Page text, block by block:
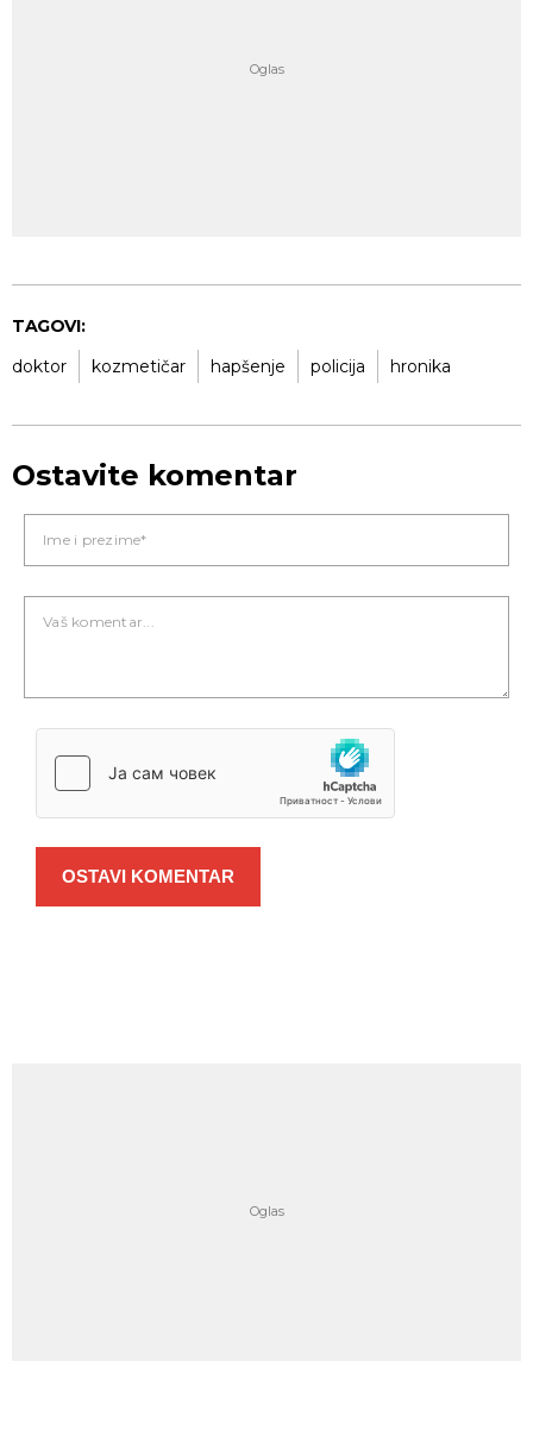
TAGOVI:
doktor
kozmetičar hapšenje policija hronika
Ostavite komentar
OSTAVI KOMENTAR